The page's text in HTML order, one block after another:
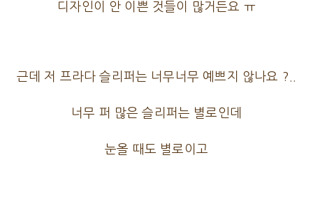
디자인이 안 이쁜 것들이 많거든요 ㅠ
근데 저 프라다 슬리퍼는 너무너무 예쁘지 않나요 ?..
너무 퍼 많은 슬리퍼는 별로인데
눈올 때도 별로이고